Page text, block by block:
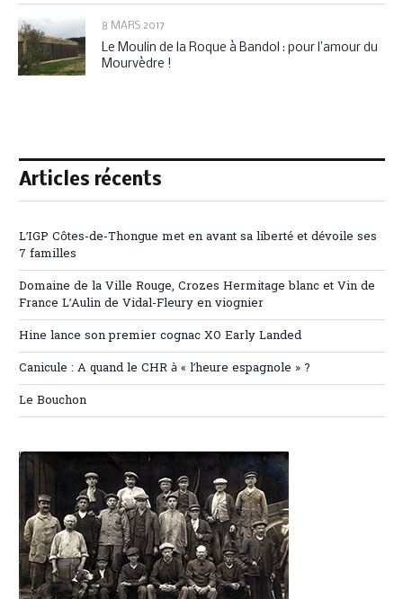
8 MARS 2017
Le Moulin de la Roque à Bandol : pour l’amour du
Mourvèdre !
Articles récents
L’IGP Côtes-de-Thongue met en avant sa liberté et dévoile ses
7 familles
Domaine de la Ville Rouge, Crozes Hermitage blanc et Vin de
France L’Aulin de Vidal-Fleury en viognier
Hine lance son premier cognac XO Early Landed
Canicule : A quand le CHR à « l’heure espagnole » ?
Le Bouchon